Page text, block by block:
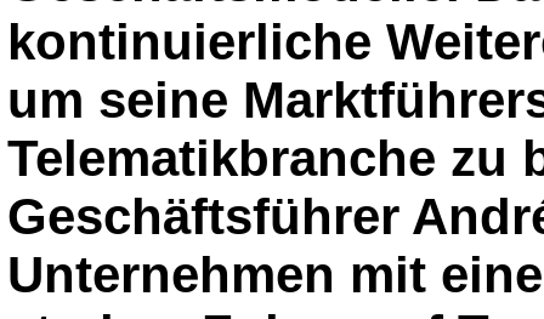
kontinuierliche
um seine
Telematikbranche zu
Geschäftsführer
Unternehmen mit